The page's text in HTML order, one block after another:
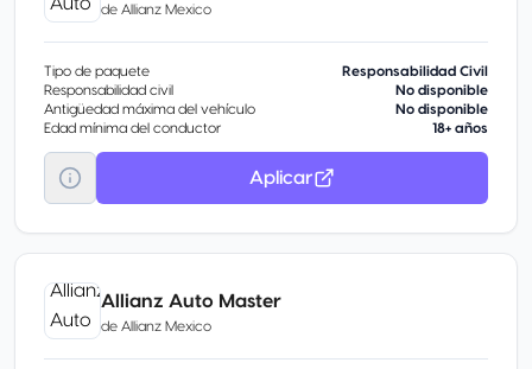
de Allianz Mexico
Tipo de paquete
Responsabilidad Civil
Responsabilidad civil
No disponible
Antigüedad máxima del vehículo
No disponible
Edad mínima del conductor
18+ años
Aplicar
Allianz Auto Master
de Allianz Mexico